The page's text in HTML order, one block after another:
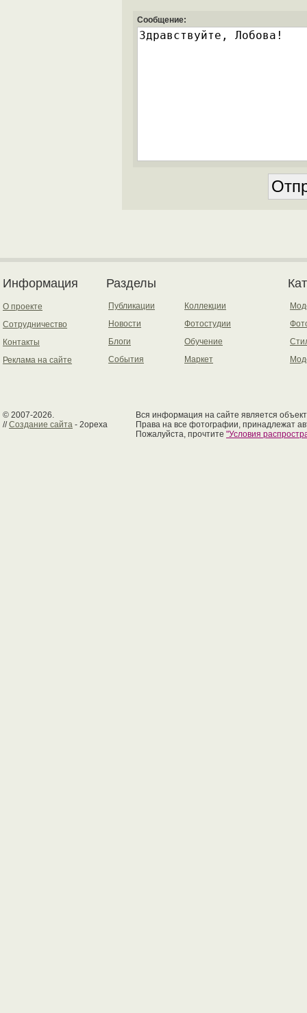
Сообщение:
Информация
О проекте
Сотрудничество
Контакты
Реклама на сайте
Разделы
Публикации
Новости
Блоги
События
Коллекции
Фотостудии
Обучение
Маркет
© 2007-2026.
//Создание сайта - 2opexa
Вся информация на сайте является
Права на все фотографии, принадлежат
Пожалуйста, прочтите "Условия